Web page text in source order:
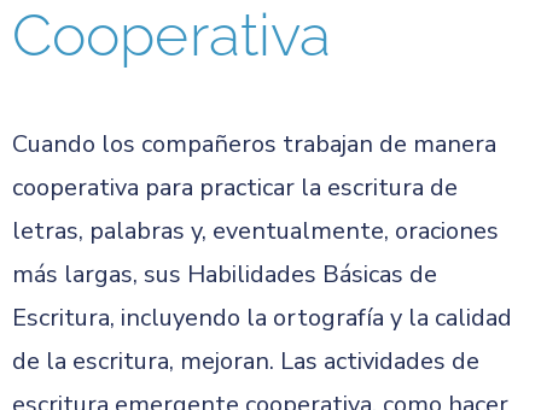
Cooperativa
Cuando los compañeros trabajan de manera
cooperativa para practicar la escritura de
letras, palabras y, eventualmente, oraciones
más largas, sus Habilidades Básicas de
Escritura, incluyendo la ortografía y la calidad
de la escritura, mejoran. Las actividades de